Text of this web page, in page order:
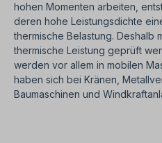
hohen Momenten arbeiten,
deren hohe Leistungsdichte
thermische Belastung. Deshalb
thermische Leistung geprüft
werden vor allem in mobilen
haben sich bei Kränen,
Baumaschinen und